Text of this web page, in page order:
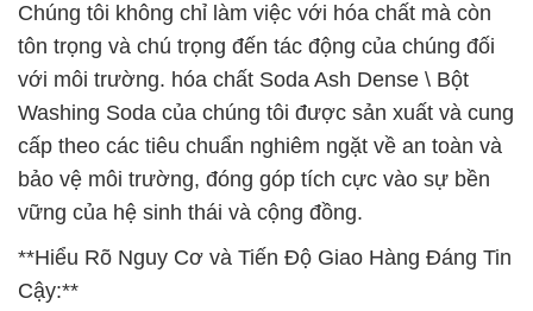
Chúng tôi không chỉ làm việc với hóa chất mà còn
tôn trọng và chú trọng đến tác động của chúng đối
với môi trường. hóa chất Soda Ash Dense \ Bột
Washing Soda của chúng tôi được sản xuất và cung
cấp theo các tiêu chuẩn nghiêm ngặt về an toàn và
bảo vệ môi trường, đóng góp tích cực vào sự bền
vững của hệ sinh thái và cộng đồng.
**Hiểu Rõ Nguy Cơ và Tiến Độ Giao Hàng Đáng Tin
Cậy:**